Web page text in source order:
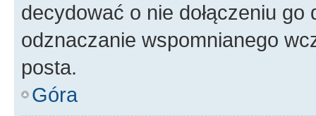
decydować o nie dołączeniu
odznaczanie wspomnianego
posta.
Góra